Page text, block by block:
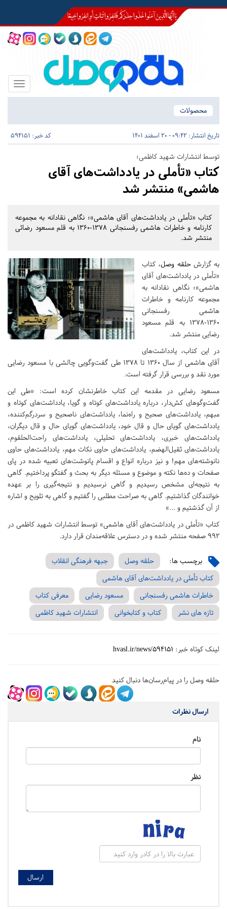
Toggle
محصولات
تاریخ انتشار: 09:42 - 20 اسفند 1401 کد خبر: 594151
توسط انتشارات شهید کاظمی؛
کتاب «تأملی در یادداشت‌های آقای
هاشمی» منتشر شد
کتاب «تأملی در یادداشت‌های آقای هاشمی»؛ نگاهی نقادانه به مجموعه
کارنامه و خاطرات هاشمی رفسنجانی 1378-1360 به قلم مسعود رضائی
منتشر شد.
به گزارشحلقه وصل، کتاب
«تأملی در یادداشت‌های آقای
هاشمی»؛ نگاهی نقادانه به
مجموعه کارنامه و خاطرات
هاشمی رفسنجانی
۱۳۶۰-۱۳۷۸ به قلم مسعود
رضایی منتشر شد.
در این کتاب، یادداشت‌های
آقای هاشمی از سال ۱۳۶۰ تا ۱۳۷۸ طی گفت‌وگویی چالشی با مسعود رضایی
مورد نقد و بررسی قرار گرفته است.
مسعود رضایی در مقدمه این کتاب خاطرنشان کرده است: «طی این
گفت‌وگوهای کش‌دار، درباره یادداشت‌های کوتاه و گویا، یادداشت‌های کوتاه و
مبهم، یادداشت‌های صحیح و راه‌نما، یادداشت‌های ناصحیح و سردرگم‌کننده،
یادداشت‌های گویای حال و قال خود، یادداشت‌های گویای حال و قال دیگران،
یادداشت‌های خبری، یادداشت‌های تحلیلی، یادداشت‌های راحت‌الحلقوم،
یادداشت‌های ثقیل‌الهضم، یادداشت‌های حاوی نکات مهم، یادداشت‌های حاوی
نانوشته‌های مهم! و نیز درباره انواع و اقسام پانوشت‌های تعبیه شده در پای
صفحات و ده‌ها نکته و موضوع و مسئله دیگر به بحث و گفتگو پرداختیم. گاهی
به نتیجه‌ای مشخص رسیدیم و گاهی نرسیدیم و نتیجه‌گیری را بر عهده
خوانندگان گذاشتیم. گاهی به صراحت مطلبی را گفتیم و گاهی به تلویح و اشاره
از آن گذشتیم و ...»
کتاب «تأملی در یادداشت‌های آقای هاشمی» توسط انتشارات شهید کاظمی در
۹۹۲ صفحه منتشر شده و در دسترس علاقه‌مندان قرار دارد.
برچسب ها: حلقه وصل
جبهه فرهنگی انقلاب
کتاب تأملی در یادداشت‌های آقای هاشمی
خاطرات هاشمی رفسنجانی
مسعود رضایی
معرفی کتاب
تازه های نشر
کتاب و کتابخوانی انتشارات شهید کاظمی
لینک کوتاه خبر: hvasl.ir/news/594151
حلقه وصل را در پیام‌رسان‌ها دنبال کنید
ارسال نظرات
نام
نظر